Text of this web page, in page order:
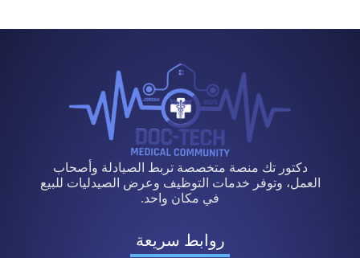
دكتور تك منصة متخصصة تربط الصيادلة وأصحاب
العمل، وتوفر خدمات التوظيف وعرض الصيدليات للبيع
في مكان واحد.
روابط سريعة